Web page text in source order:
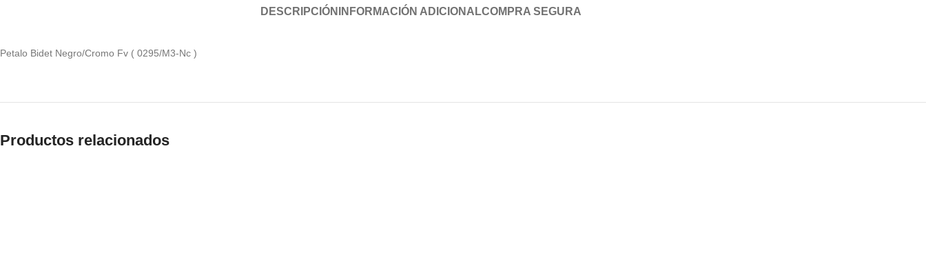
DESCRIPCIÓN INFORMACIÓN ADICIONALCOMPRA SEGURA
Petalo Bidet Negro/Cromo Fv ( 0295/M3-Nc )
Productos relacionados